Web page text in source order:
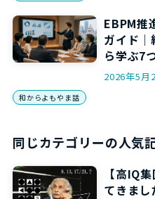
EBPM推
ガイド
ら学ぶ7
2026年5月
和からよもやま話
同じカテゴリーの人気
【高IQ
てきまし